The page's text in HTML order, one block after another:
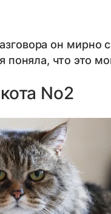
он мирно
поняла, что это
No2